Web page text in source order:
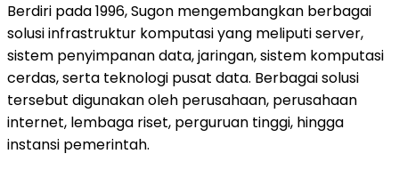
Berdiri pada 1996, Sugon mengembangkan berbagai
solusi infrastruktur komputasi yang meliputi server,
sistem penyimpanan data, jaringan, sistem komputasi
cerdas, serta teknologi pusat data. Berbagai solusi
tersebut digunakan oleh perusahaan, perusahaan
internet, lembaga riset, perguruan tinggi, hingga
instansi pemerintah.